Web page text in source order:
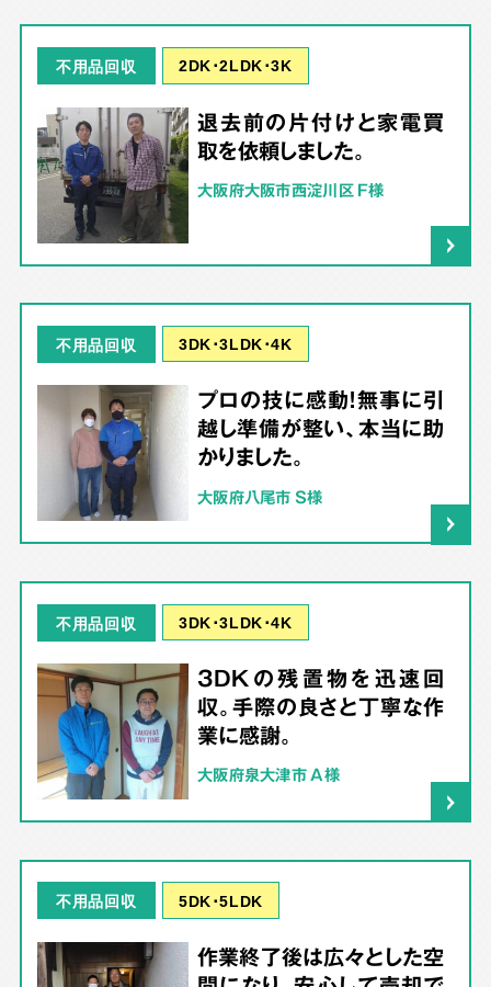
不用品回収 2DK･2LDK･3K
退去前の片付けと家電買
取を依頼しました。
大阪府大阪市西淀川区 F様
不用品回収 3DK･3LDK･4K
プロの技に感動！無事に引
越し準備が整い、本当に助
かりました。
大阪府八尾市 S様
不用品回収 3DK･3LDK･4K
3DKの残置物を迅速回
収。手際の良さと丁寧な作
業に感謝。
大阪府泉大津市 A様
不用品回収 5DK･5LDK
作業終了後は広々とした空